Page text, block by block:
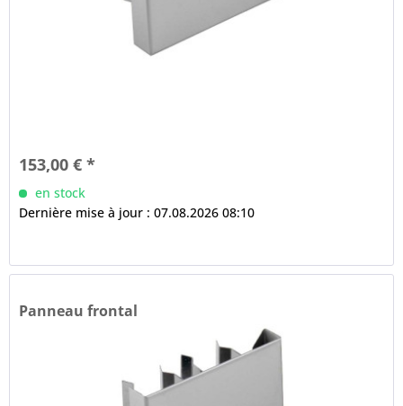
153,00 € *
en stock
Dernière mise à jour : 07.08.2026 08:10
Panneau frontal